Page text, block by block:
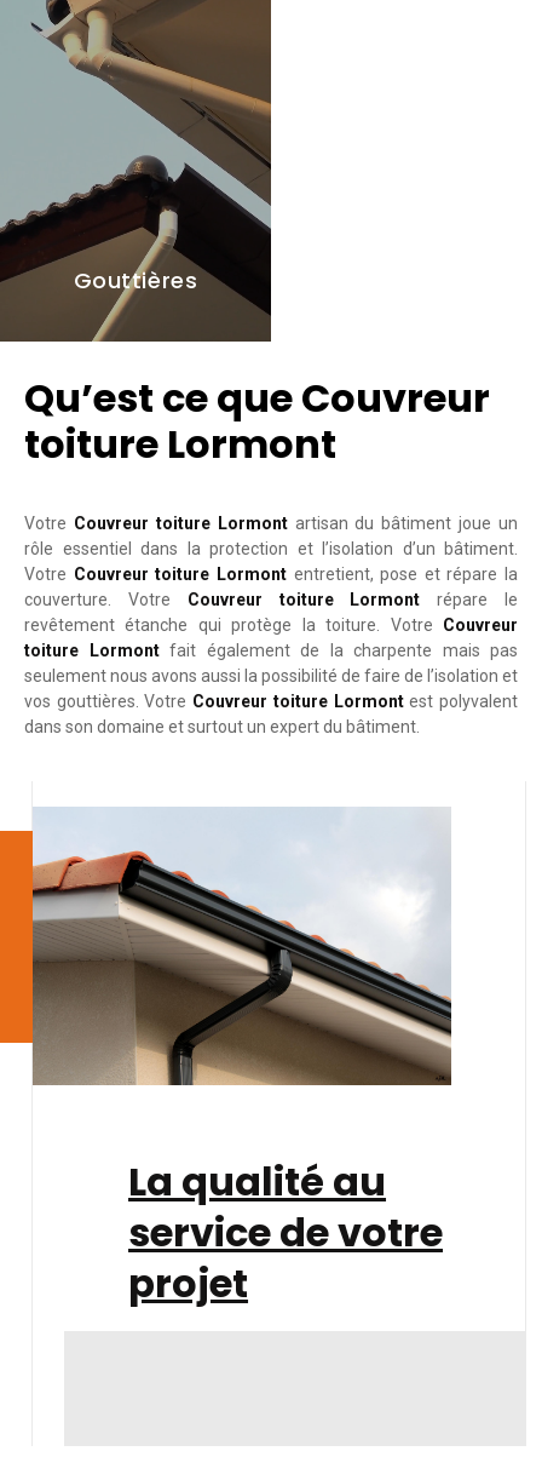
Gouttières
Qu’est ce que Couvreur
toiture Lormont
Votre Couvreur toiture Lormontartisan du bâtiment joue un
rôle essentiel dans la protection et l’isolation d’un bâtiment.
Votre Couvreur toiture Lormontentretient, pose et répare la
couverture. Votre Couvreur toiture Lormont répare le
revêtement étanche qui protège la toiture. Votre Couvreur
toiture Lormontfait également de la charpente mais pas
seulement nous avons aussi la possibilité de faire de l’isolation et
vos gouttières. Votre Couvreur toiture Lormontest polyvalent
dans son domaine et surtout un expert du bâtiment.
La qualité au
service de votre
projet